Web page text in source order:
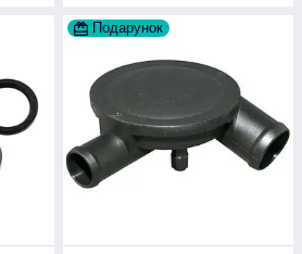
Подарунок